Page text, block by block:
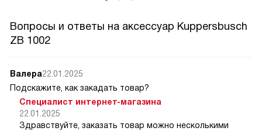
Вопросы и ответы на аксессуар Kuppersbusch
ZB 1002
Валера22.01.2025
Подскажите, как закадать товар?
Специалист интернет-магазина
22.01.2025
Здравствуйте, заказать товар можно несколькими